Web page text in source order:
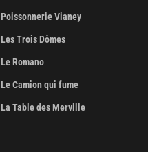
Poissonnerie Vianey
Les Trois Dômes
Le Romano
Le Camion qui fume
La Table des Merville